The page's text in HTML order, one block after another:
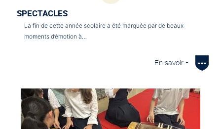
SPECTACLES
La fin de cette année scolaire a été marquée par de beaux
moments d’émotion à…
En savoir +